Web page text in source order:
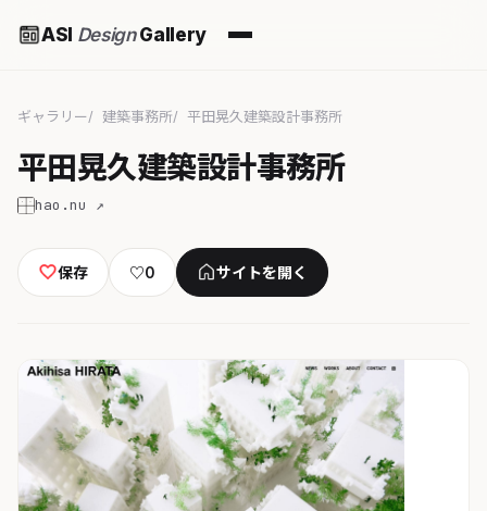
ASI DesignGallery
ギャラリー 建築事務所 平田晃久建築設計事務所
平田晃久建築設計事務所
hao.nu ↗
保存 ♡0 サイトを開く